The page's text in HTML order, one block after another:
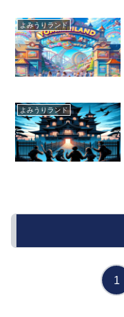
よみうりランド
よみうりランド
1